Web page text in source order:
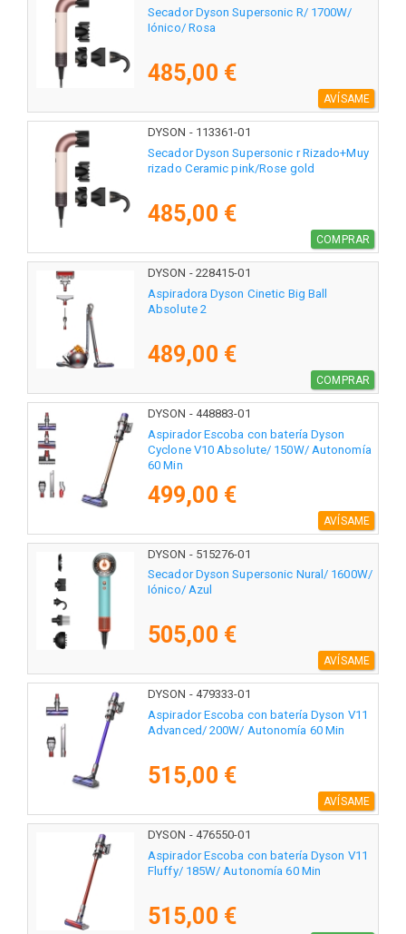
Secador Dyson Supersonic R/ 1700W/
Iónico/ Rosa
485,00 €
AVÍSAME
DYSON - 113361-01
Secador Dyson Supersonic r Rizado+Muy
rizado Ceramic pink/Rose gold
485,00 €
COMPRAR
DYSON - 228415-01
Aspiradora Dyson Cinetic Big Ball
Absolute 2
489,00 €
COMPRAR
DYSON - 448883-01
Aspirador Escoba con batería Dyson
Cyclone V10 Absolute/ 150W/ Autonomía
60 Min
499,00 €
AVÍSAME
DYSON - 515276-01
Secador Dyson Supersonic Nural/ 1600W/
Iónico/ Azul
505,00 €
AVÍSAME
DYSON - 479333-01
Aspirador Escoba con batería Dyson V11
Advanced/ 200W/ Autonomía 60 Min
515,00 €
AVÍSAME
DYSON - 476550-01
Aspirador Escoba con batería Dyson V11
Fluffy/ 185W/ Autonomía 60 Min
515,00 €